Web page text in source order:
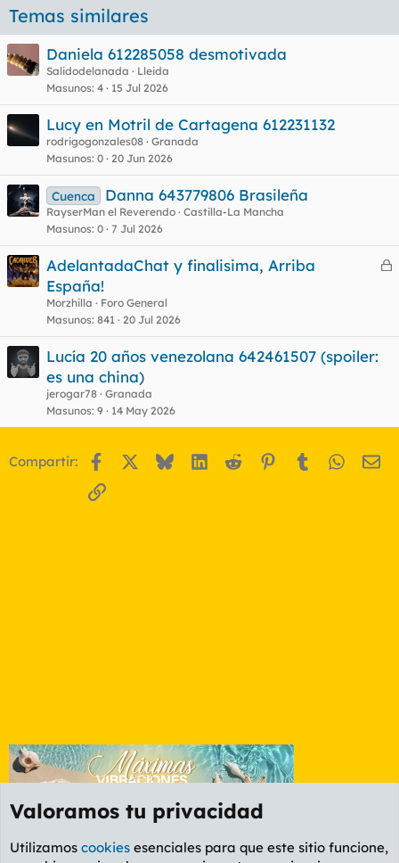
Temas similares
Daniela 612285058 desmotivada
Salidodelanada
Lleida
Masunos 4 15 Jul 2026
Lucy en Motril de Cartagena 612231132
rodrigogonzales08 Granada
Masunos 0 20 Jun 2026
Cuenca Danna 643779806 Brasileña
RayserMan el Reverendo Castilla-La Mancha
Masunos 0 7 Jul 2026
C
a
AdelantadaChat y finalisima, Arriba
España!
Morzhilla
Foro General
Masunos 841 20 Jul 2026
Lucía 20 años venezolana 642461507 (spoiler:
es una china)
jerogar78 Granada
Masunos 9 14 May 2026
Compartir: Facebook BlueskyLinkedIn
Reddit Pinterest
Tumblr
Enlace
Valoramos tu privacidad
Utilizamos cookies esenciales para que este sitio funcione,